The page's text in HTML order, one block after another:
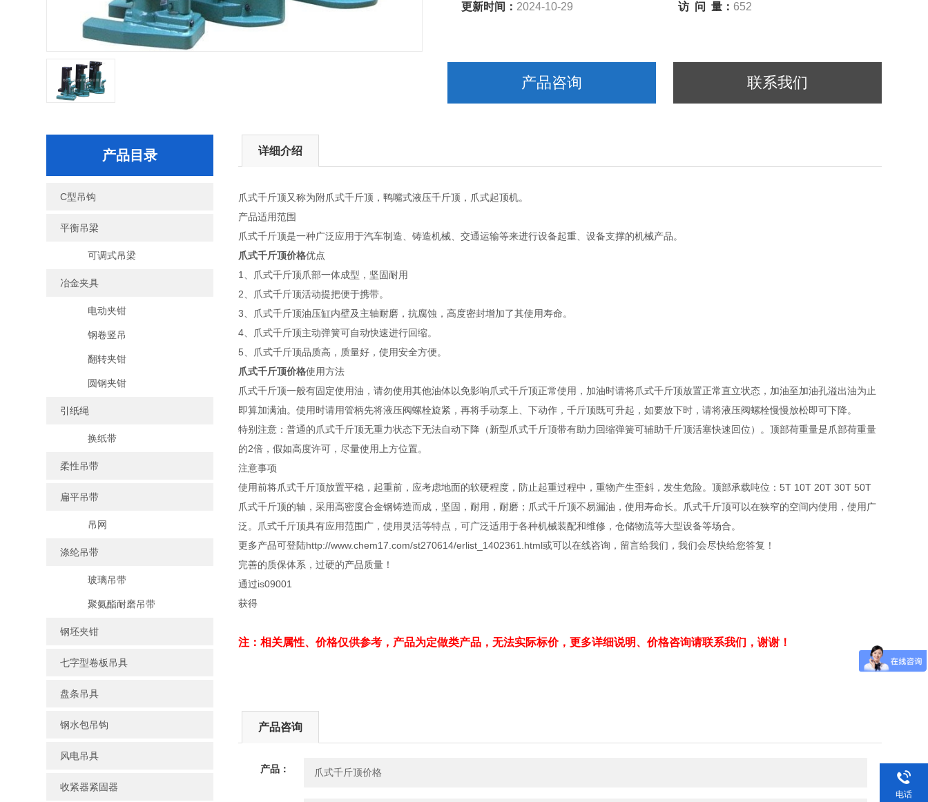
更新时间： 2024-10-29 访 问 量： 652
产品咨询 联系我们
产品目录
C型吊钩
平衡吊梁
可调式吊梁
冶金夹具
电动夹钳
钢卷竖吊
翻转夹钳
圆钢夹钳
引纸绳
换纸带
柔性吊带
扁平吊带
吊网
涤纶吊带
玻璃吊带
聚氨酯耐磨吊带
钢坯夹钳
七字型卷板吊具
盘条吊具
钢水包吊钩
风电吊具
收紧器紧固器
详细介绍
爪式千斤顶又称为附爪式千斤顶，鸭嘴式液压千斤顶，爪式起顶机。
产品适用范围
爪式千斤顶是一种广泛应用于汽车制造、铸造机械、交通运输等来进行设备起重、设备支撑的机械产品。
爪式千斤顶价格优点
1、爪式千斤顶爪部一体成型，坚固耐用
2、爪式千斤顶活动提把便于携带。
3、爪式千斤顶油压缸内壁及主轴耐磨，抗腐蚀，高度密封增加了其使用寿命。
4、爪式千斤顶主动弹簧可自动快速进行回缩。
5、爪式千斤顶品质高，质量好，使用安全方便。
爪式千斤顶价格使用方法
爪式千斤顶一般有固定使用油，请勿使用其他油体以免影响爪式千斤顶正常使用，加油时请将爪式千斤顶放置正常直立状态，加油至加油孔溢出油为止
即算加满油。使用时请用管柄先将液压阀螺栓旋紧，再将手动泵上、下动作，千斤顶既可升起，如要放下时，请将液压阀螺栓慢慢放松即可下降。
特别注意：普通的爪式千斤顶无重力状态下无法自动下降（新型爪式千斤顶带有助力回缩弹簧可辅助千斤顶活塞快速回位）。顶部荷重量是爪部荷重量
的2倍，假如高度许可，尽量使用上方位置。
注意事项
使用前将爪式千斤顶放置平稳，起重前，应考虑地面的软硬程度，防止起重过程中，重物产生歪斜，发生危险。顶部承载吨位：5T 10T 20T 30T 50T
爪式千斤顶的轴，采用高密度合金钢铸造而成，坚固，耐用，耐磨；爪式千斤顶不易漏油，使用寿命长。爪式千斤顶可以在狭窄的空间内使用，使用广
泛。爪式千斤顶具有应用范围广，使用灵活等特点，可广泛适用于各种机械装配和维修，仓储物流等大型设备等场合。
更多产品可登陆http://www.chem17.com/st270614/erlist_1402361.html或可以在线咨询，留言给我们，我们会尽快给您答复！
完善的质保体系，过硬的产品质量！
通过is09001
获得
注：相关属性、价格仅供参考，产品为定做类产品，无法实际标价，更多详细说明、价格咨询请联系我们，谢谢！
产品咨询
产品：
电话